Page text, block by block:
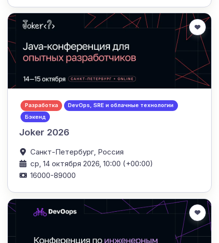
Разработка
DevOps, SRE и облачные технологии
Бэкенд
Joker 2026
Санкт-Петербург, Россия
ср, 14 октября 2026, 10:00 (+00:00)
16000-89000